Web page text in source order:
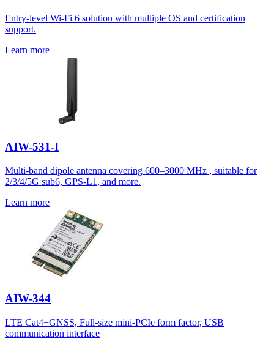
Entry-level Wi-Fi 6 solution with multiple OS and certification
support.
Learn more
AIW-531-I
Multi-band dipole antenna covering 600–3000 MHz , suitable for
2/3/4/5G sub6, GPS-L1, and more.
Learn more
AIW-344
LTE Cat4+GNSS, Full-size mini-PCIe form factor, USB
communication interface